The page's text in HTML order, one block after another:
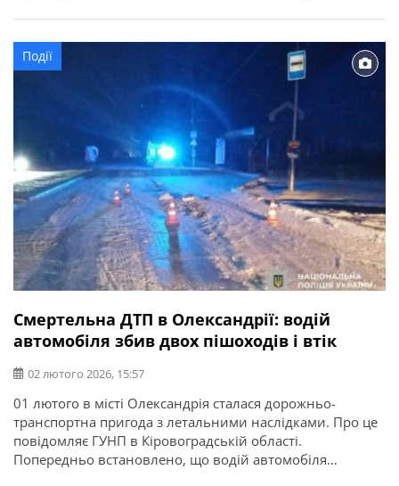
Кіровоградське шосе водій автомобіля SUZUKI SX-4
допустив наїзд на пішохода — Семеніст Валерія
Івановича, 1965 року народження, який рухався у
попутному напрямку. Унаслідок […]
Події
Смертельна ДТП в Олександрії: водій
автомобіля збив двох пішоходів і втік
02 лютого 2026, 15:57
01 лютого в місті Олександрія сталася дорожньо-
транспортна пригода з летальними наслідками. Про це
повідомляє ГУНП в Кіровоградській області.
Попередньо встановлено, що водій автомобіля